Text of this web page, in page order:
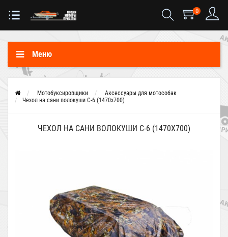
0
Меню
Мотобуксировщики
Аксессуары для мотособак
Чехол на сани волокуши С-6 (1470х700)
ЧЕХОЛ НА САНИ ВОЛОКУШИ С-6 (1470Х700)